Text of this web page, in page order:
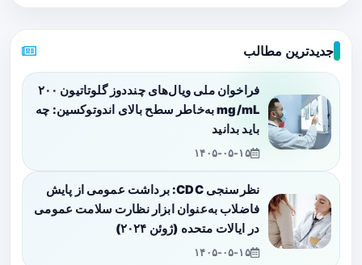
جدیدترین مطالب
فراخوان ملی ویال‌های چنددوز گلوتاتیون ۲۰۰
mg/mL به‌خاطر سطح بالای اندوتوکسین: چه
باید بدانید
۱۴۰۵-۰۵-۱۵
نظرسنجی CDC: برداشت عمومی از پایش
فاضلاب به‌عنوان ابزار نظارت سلامت عمومی
در ایالات متحده (ژوئن ۲۰۲۴)
۱۴۰۵-۰۵-۱۵